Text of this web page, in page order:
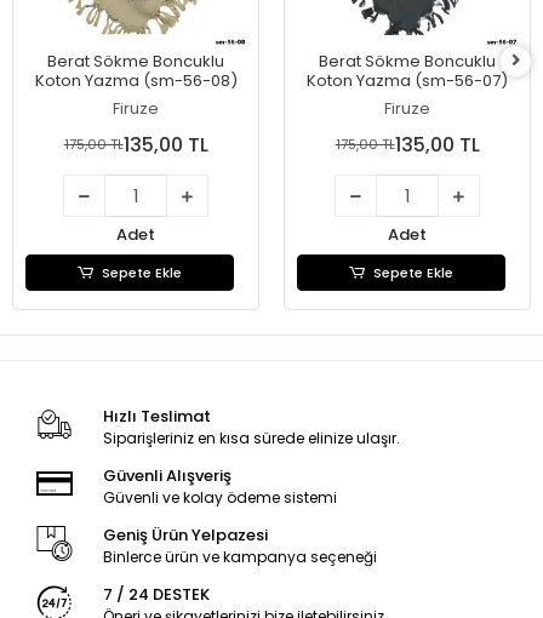
Berat Sökme Boncuklu
Koton Yazma (sm-56-08)
Firuze
175,00 TL135,00 TL
Adet
Sepete Ekle
Berat Sökme Boncuklu
Koton Yazma (sm-56-07)
Firuze
175,00 TL135,00 TL
Adet
Sepete Ekle
Hızlı Teslimat
Siparişleriniz en kısa sürede elinize ulaşır.
Güvenli Alışveriş
Güvenli ve kolay ödeme sistemi
Geniş Ürün Yelpazesi
Binlerce ürün ve kampanya seçeneği
7 / 24 DESTEK